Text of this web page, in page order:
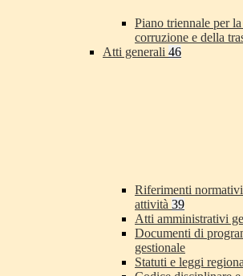
Piano triennale per
corruzione e della
Atti generali 46
Riferimenti
attività 39
Atti amministrativi
Documenti di
gestionale
Statuti e leggi